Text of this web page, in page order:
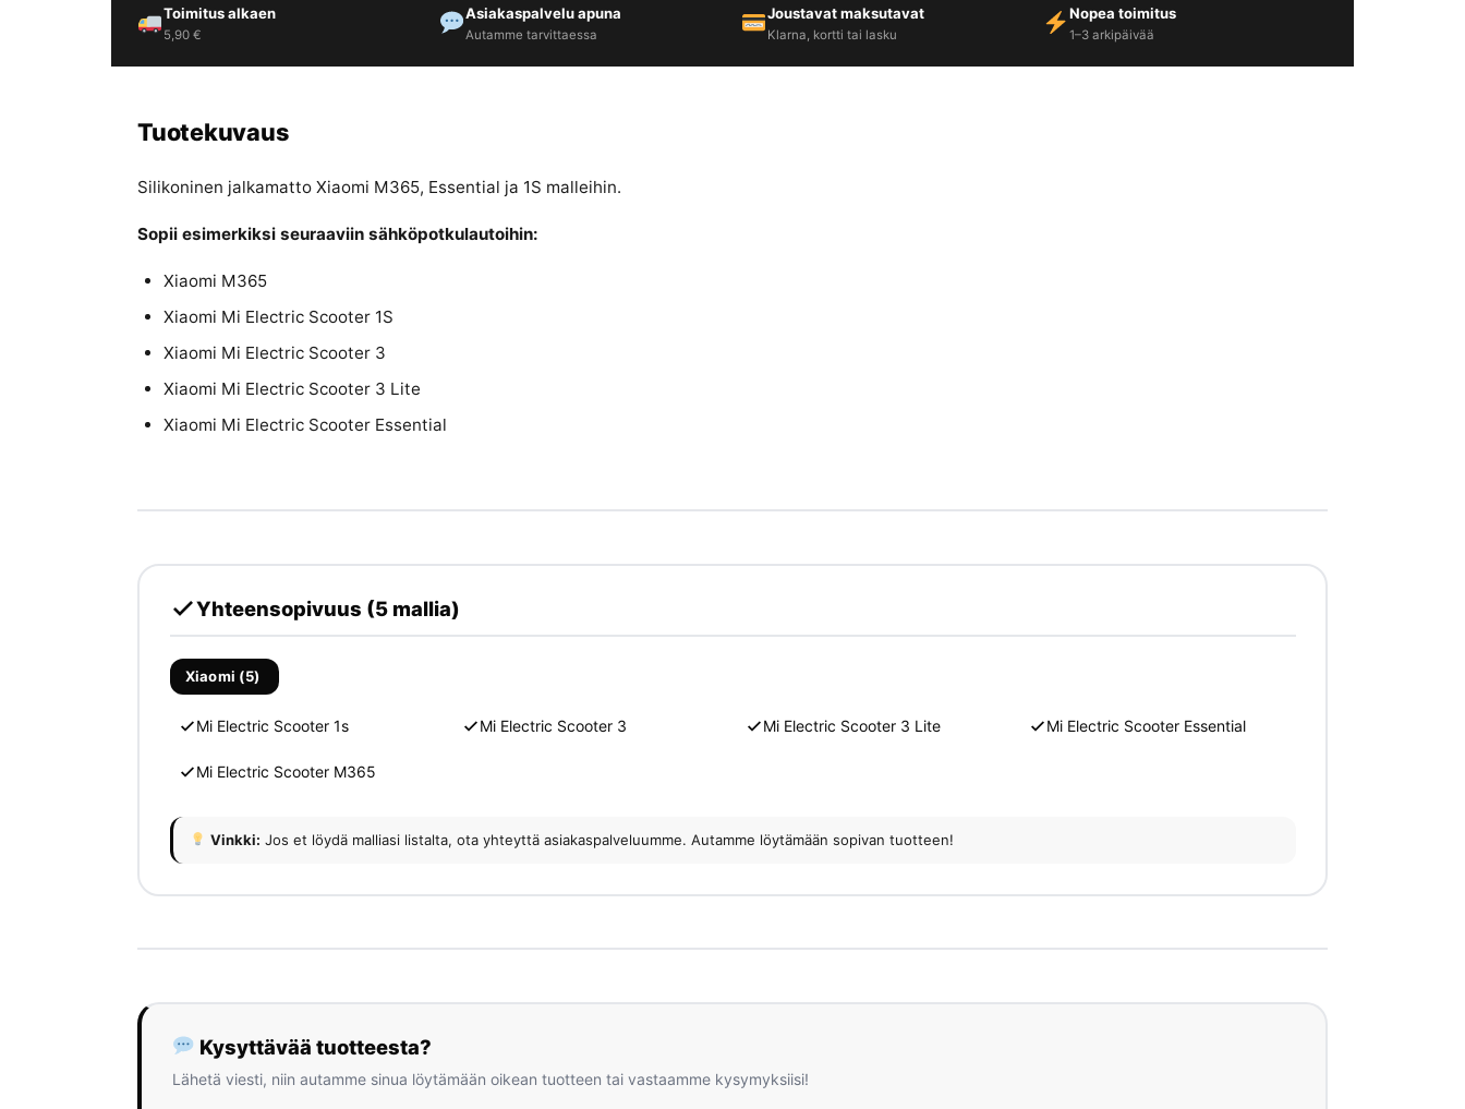
Toimitus alkaen
5,90 €
Asiakaspalvelu apuna
Autamme tarvittaessa
Joustavat maksutavat
Klarna, kortti tai lasku
Nopea toimitus
1–3 arkipäivää
Tuotekuvaus
Silikoninen jalkamatto Xiaomi M365, Essential ja 1S malleihin.
Sopii esimerkiksi seuraaviin sähköpotkulautoihin:
Xiaomi M365
Xiaomi Mi Electric Scooter 1S
Xiaomi Mi Electric Scooter 3
Xiaomi Mi Electric Scooter 3 Lite
Xiaomi Mi Electric Scooter Essential
Yhteensopivuus (5 mallia)
Xiaomi (5)
Mi Electric Scooter 1s Mi Electric Scooter 3 Mi Electric Scooter 3 Lite Mi Electric Scooter Essential
Mi Electric Scooter M365
Vinkki: Jos et löydä malliasi listalta, ota yhteyttä asiakaspalveluumme. Autamme löytämään sopivan tuotteen!
Kysyttävää tuotteesta?
Lähetä viesti, niin autamme sinua löytämään oikean tuotteen tai vastaamme kysymyksiisi!